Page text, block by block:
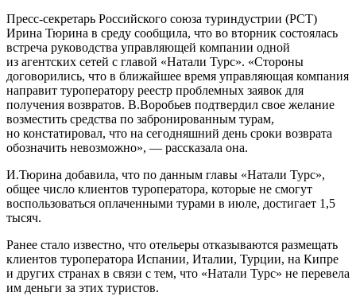
Пресс-секретарь Российского союза туриндустрии (РСТ)
Ирина Тюрина в среду сообщила, что во вторник состоялась
встреча руководства управляющей компании одной
из агентских сетей с главой «Натали Турс». «Стороны
договорились, что в ближайшее время управляющая компания
направит туроператору реестр проблемных заявок для
получения возвратов. В.Воробьев подтвердил свое желание
возместить средства по забронированным турам,
но констатировал, что на сегодняшний день сроки возврата
обозначить невозможно», — рассказала она.
И.Тюрина добавила, что по данным главы «Натали Турс»,
общее число клиентов туроператора, которые не смогут
воспользоваться оплаченными турами в июле, достигает 1,5
тысяч.
Ранее стало известно, что отельеры отказываются размещать
клиентов туроператора Испании, Италии, Турции, на Кипре
и других странах в связи с тем, что «Натали Турс» не перевела
им деньги за этих туристов.